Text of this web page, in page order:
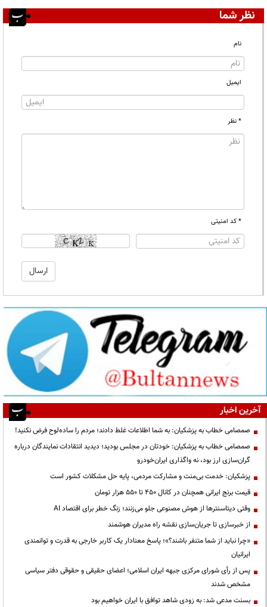
نظر شما
نام
ایمیل
* نظر
* کد امنیتی
آخرین اخبار
صمصامی خطاب به پزشکیان: به شما اطلاعات غلط دادند؛ مردم را ساده‌لوح فرض نکنید!
صمصامی خطاب به پزشکیان: خودتان در مجلس بودید؛ دیدید انتقادات نمایندگان درباره
گران‌سازی ارز بود، نه واگذاری ایران‌خودرو
پزشکیان: خدمت بی‌منت و مشارکت مردمی، پایه حل مشکلات کشور است
قیمت‌ برنج ایرانی همچنان در کانال ۴۵۰ تا ۵۵۰ هزار تومان
وقتی دیتاسنترها از هوش مصنوعی جلو می‌زنند؛ زنگ خطر برای اقتصاد AI
از خبرسازی تا جریان‌سازی نقشه راه مدیران هوشمند
«چرا نباید از شما متنفر باشند؟»؛ پاسخ معنادار یک کاربر خارجی به قدرت و توانمندی
ایرانیان
پس از رأی شورای مرکزی جبهه ایران اسلامی؛ اعضای حقیقی و حقوقی دفتر سیاسی
مشخص شدند
بسنت مدعی شد: به زودی شاهد توافق با ایران خواهیم بود